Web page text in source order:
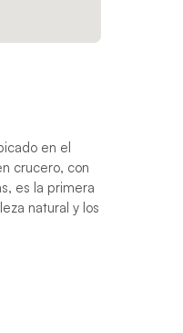
en el
crucero, con
es la primera
natural y los